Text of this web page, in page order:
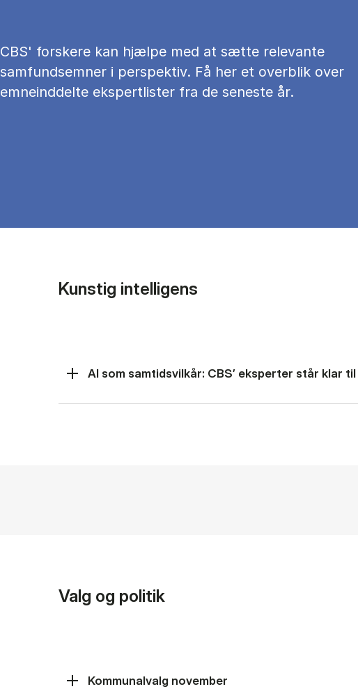
CBS' forskere kan hjælpe med at sætte relevante
samfundsemner i perspektiv. Få her et overblik over
emneinddelte ekspertlister fra de seneste år.
Kunstig intelligens
AI som samtidsvilkår: CBS’ eksperter står klar
Valg og politik
Kommunalvalg november